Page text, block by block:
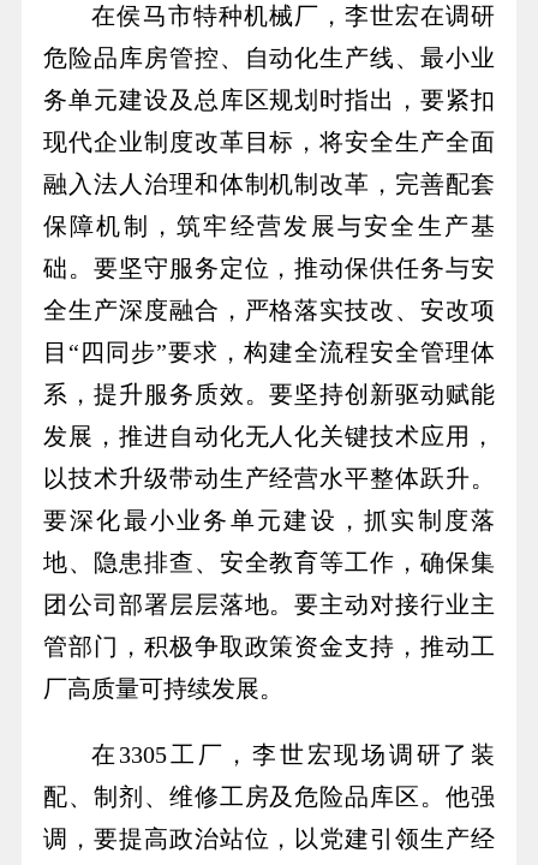
在侯马市特种机械厂，李世宏在调研
危险品库房管控、自动化生产线、最小业
务单元建设及总库区规划时指出，要紧扣
现代企业制度改革目标，将安全生产全面
融入法人治理和体制机制改革，完善配套
保障机制，筑牢经营发展与安全生产基
础。要坚守服务定位，推动保供任务与安
全生产深度融合，严格落实技改、安改项
目“四同步”要求，构建全流程安全管理体
系，提升服务质效。要坚持创新驱动赋能
发展，推进自动化无人化关键技术应用，
以技术升级带动生产经营水平整体跃升。
要深化最小业务单元建设，抓实制度落
地、隐患排查、安全教育等工作，确保集
团公司部署层层落地。要主动对接行业主
管部门，积极争取政策资金支持，推动工
厂高质量可持续发展。
在3305工厂，李世宏现场调研了装
配、制剂、维修工房及危险品库区。他强
调，要提高政治站位，以党建引领生产经